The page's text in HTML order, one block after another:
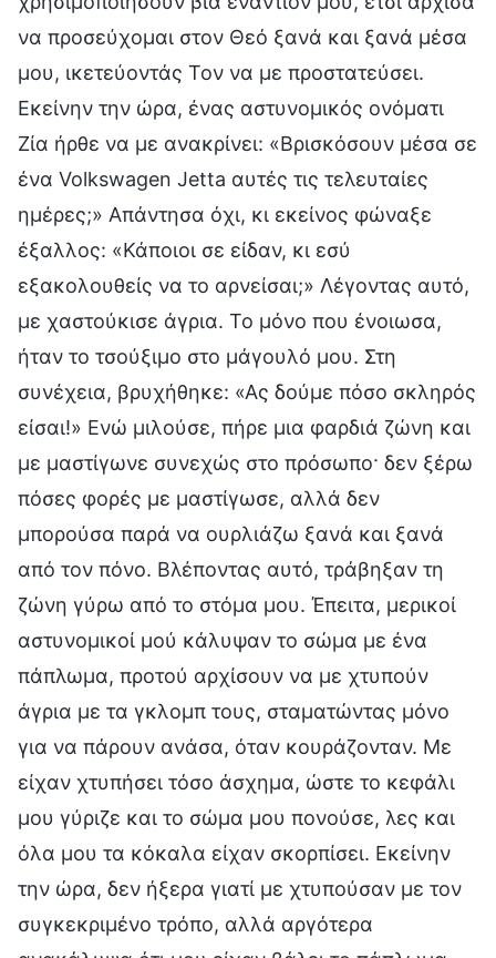
να προσεύχομαι στον Θεό ξανά και ξανά μέσα
μου, ικετεύοντάς Τον να με προστατεύσει.
Εκείνην την ώρα, ένας αστυνομικός ονόματι
Ζία ήρθε να με ανακρίνει: «Βρισκόσουν μέσα σε
ένα Volkswagen Jetta αυτές τις τελευταίες
ημέρες;» Απάντησα όχι, κι εκείνος φώναξε
έξαλλος: «Κάποιοι σε είδαν, κι εσύ
εξακολουθείς να το αρνείσαι;» Λέγοντας αυτό,
με χαστούκισε άγρια. Το μόνο που ένοιωσα,
ήταν το τσούξιμο στο μάγουλό μου. Στη
συνέχεια, βρυχήθηκε: «Ας δούμε πόσο σκληρός
είσαι!» Ενώ μιλούσε, πήρε μια φαρδιά ζώνη και
με μαστίγωνε συνεχώς στο πρόσωπο· δεν ξέρω
πόσες φορές με μαστίγωσε, αλλά δεν
μπορούσα παρά να ουρλιάζω ξανά και ξανά
από τον πόνο. Βλέποντας αυτό, τράβηξαν τη
ζώνη γύρω από το στόμα μου. Έπειτα, μερικοί
αστυνομικοί μού κάλυψαν το σώμα με ένα
πάπλωμα, προτού αρχίσουν να με χτυπούν
άγρια με τα γκλομπ τους, σταματώντας μόνο
για να πάρουν ανάσα, όταν κουράζονταν. Με
είχαν χτυπήσει τόσο άσχημα, ώστε το κεφάλι
μου γύριζε και το σώμα μου πονούσε, λες και
όλα μου τα κόκαλα είχαν σκορπίσει. Εκείνην
την ώρα, δεν ήξερα γιατί με χτυπούσαν με τον
συγκεκριμένο τρόπο, αλλά αργότερα